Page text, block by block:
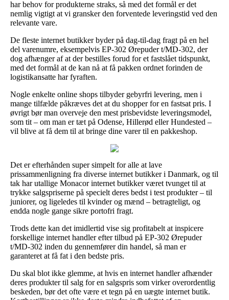
har behov for produkterne straks, så med det formål er det
nemlig vigtigt at vi gransker den forventede leveringstid ved den
relevante vare.
De fleste internet butikker byder på dag-til-dag fragt på en hel
del varenumre, eksempelvis EP-302 Ørepuder t/MD-302, der
dog afhænger af at der bestilles forud for et fastslået tidspunkt,
med det formål at de kan nå at få pakken ordnet forinden de
logistikansatte har fyraften.
Nogle enkelte online shops tilbyder gebyrfri levering, men i
mange tilfælde påkræves det at du shopper for en fastsat pris. I
øvrigt bør man overveje den mest prisbevidste leveringsmodel,
som tit – om man er tæt på Odense, Hillerød eller Hundested –
vil blive at få dem til at bringe dine varer til en pakkeshop.
Det er efterhånden super simpelt for alle at lave
prissammenligning fra diverse internet butikker i Danmark, og til
tak har utallige Monacor internet butikker været tvunget til at
trykke salgspriserne på specielt deres bedst i test produkter – til
juniorer, og ligeledes til kvinder og mænd – betragteligt, og
endda nogle gange sikre portofri fragt.
Trods dette kan det imidlertid vise sig profitabelt at inspicere
forskellige internet handler efter tilbud på EP-302 Ørepuder
t/MD-302 inden du gennemfører din handel, så man er
garanteret at få fat i den bedste pris.
Du skal blot ikke glemme, at hvis en internet handler afhænder
deres produkter til salg for en salgspris som virker overordentlig
beskeden, bør det ofte være et tegn på en uægte internet butik.